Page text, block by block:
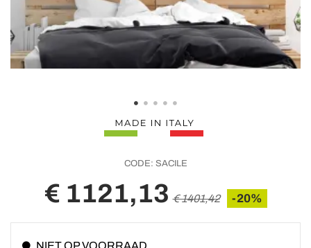
CODE: SACILE
€ 1121,13 € 1401,42 -20%
NIET OP VOORRAAD